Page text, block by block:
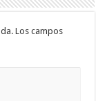
Los campos